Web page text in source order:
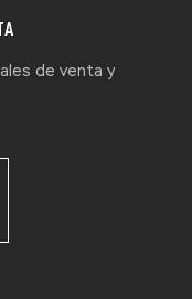
de venta y